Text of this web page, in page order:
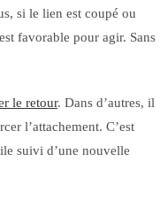
si le lien est coupé ou
favorable pour agir. Sans
le retour. Dans d’autres, il
l’attachement. C’est
suivi d’une nouvelle